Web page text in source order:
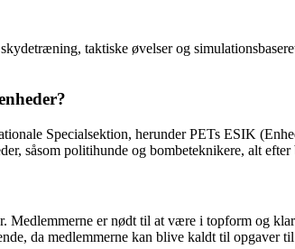
taktiske øvelser og
Specialsektion, herunder PETs ESIK
såsom politihunde og bombeteknikere, alt
er nødt til at være i topform og
da medlemmerne kan blive kaldt til opgaver